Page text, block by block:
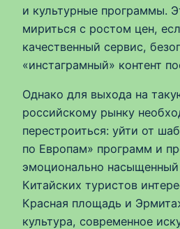
и культурные программы.
мириться с ростом цен,
качественный сервис,
«инстаграмный» контент
Однако для выхода на
российскому рынку
перестроиться: уйти от
по Европам» программ и
эмоционально насыщенный
Китайских туристов
Красная площадь и
культура, современное